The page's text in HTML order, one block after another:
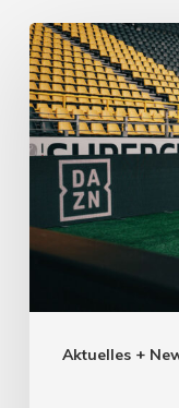
Aktuelles +